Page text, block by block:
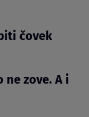
čovek
ne zove. A i